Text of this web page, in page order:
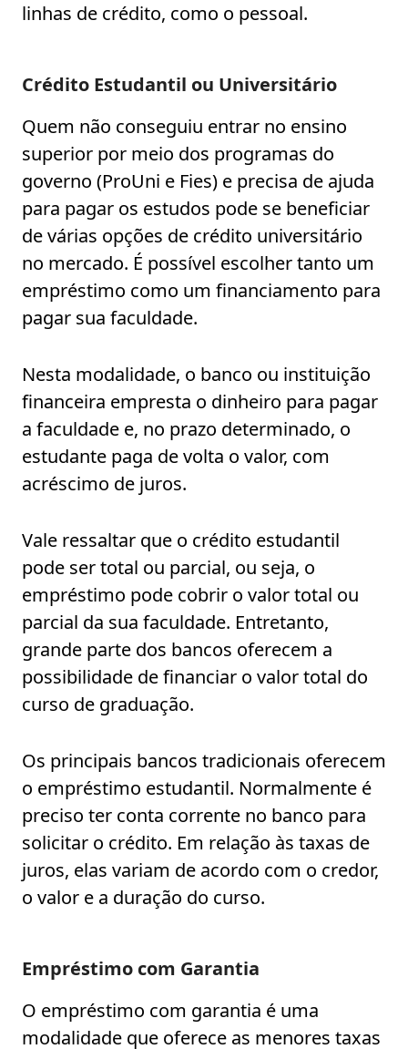
linhas de crédito, como o pessoal.
Crédito Estudantil ou Universitário
Quem não conseguiu entrar no ensino
superior por meio dos programas do
governo (ProUni e Fies) e precisa de ajuda
para pagar os estudos pode se beneficiar
de várias opções de crédito universitário
no mercado. É possível escolher tanto um
empréstimo como um financiamento para
pagar sua faculdade.
Nesta modalidade, o banco ou instituição
financeira empresta o dinheiro para pagar
a faculdade e, no prazo determinado, o
estudante paga de volta o valor, com
acréscimo de juros.
Vale ressaltar que o crédito estudantil
pode ser total ou parcial, ou seja, o
empréstimo pode cobrir o valor total ou
parcial da sua faculdade. Entretanto,
grande parte dos bancos oferecem a
possibilidade de financiar o valor total do
curso de graduação.
Os principais bancos tradicionais oferecem
o empréstimo estudantil. Normalmente é
preciso ter conta corrente no banco para
solicitar o crédito. Em relação às taxas de
juros, elas variam de acordo com o credor,
o valor e a duração do curso.
Empréstimo com Garantia
O empréstimo com garantia é uma
modalidade que oferece as menores taxas